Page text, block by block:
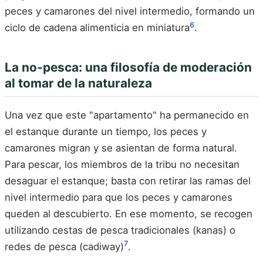
peces y camarones del nivel intermedio, formando un
ciclo de cadena alimenticia en miniatura6.
La no-pesca: una filosofía de moderación
al tomar de la naturaleza
Una vez que este "apartamento" ha permanecido en
el estanque durante un tiempo, los peces y
camarones migran y se asientan de forma natural.
Para pescar, los miembros de la tribu no necesitan
desaguar el estanque; basta con retirar las ramas del
nivel intermedio para que los peces y camarones
queden al descubierto. En ese momento, se recogen
utilizando cestas de pesca tradicionales (kanas) o
redes de pesca (cadiway)7.